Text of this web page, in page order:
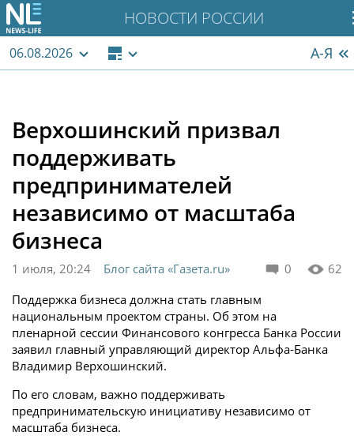
НОВОСТИ РОССИИ
06.08.2026 А-Я
Верхошинский призвал
поддерживать
предпринимателей
независимо от масштаба
бизнеса
0 62
1 июля, 20:24
Блог сайта «Газета.ru»
Поддержка бизнеса должна стать главным
национальным проектом страны. Об этом на
пленарной сессии Финансового конгресса Банка России
заявил главный управляющий директор Альфа-Банка
Владимир Верхошинский.
По его словам, важно поддерживать
предпринимательскую инициативу независимо от
масштаба бизнеса.